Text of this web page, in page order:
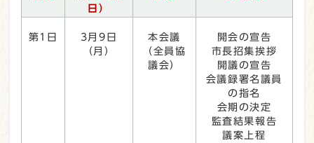
日）
第1日
3月9日
（月）
本会議
（全員協
議会）
開会の宣告
市長招集挨拶
開議の宣告
会議録署名議員
の指名
会期の決定
監査結果報告
議案上程